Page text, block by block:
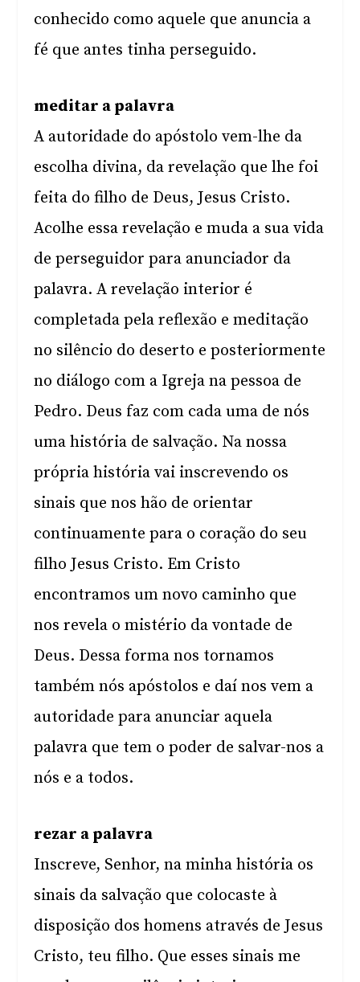
conhecido como aquele que anuncia a
fé que antes tinha perseguido.
meditar a palavra
A autoridade do apóstolo vem-lhe da
escolha divina, da revelação que lhe foi
feita do filho de Deus, Jesus Cristo.
Acolhe essa revelação e muda a sua vida
de perseguidor para anunciador da
palavra. A revelação interior é
completada pela reflexão e meditação
no silêncio do deserto e posteriormente
no diálogo com a Igreja na pessoa de
Pedro. Deus faz com cada uma de nós
uma história de salvação. Na nossa
própria história vai inscrevendo os
sinais que nos hão de orientar
continuamente para o coração do seu
filho Jesus Cristo. Em Cristo
encontramos um novo caminho que
nos revela o mistério da vontade de
Deus. Dessa forma nos tornamos
também nós apóstolos e daí nos vem a
autoridade para anunciar aquela
palavra que tem o poder de salvar-nos a
nós e a todos.
rezar a palavra
Inscreve, Senhor, na minha história os
sinais da salvação que colocaste à
disposição dos homens através de Jesus
Cristo, teu filho. Que esses sinais me